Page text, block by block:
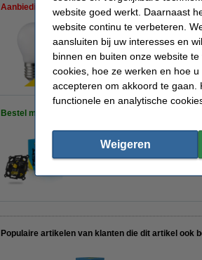
Aanbieding:
Voordeelverpakking | 6 stuks
€ 21,50
Bestel mee:
Led dimmer 0-100W | 123led
Populaire artikelen van klanten die dit artikel ook
website goed werkt. Daarnaast
website continu te verbeteren.
aansluiten bij uw interesses en
binnen en buiten onze website
cookies, hoe ze werken en hoe
accepteren om akkoord te gaan.
functionele en analytische
Weigeren